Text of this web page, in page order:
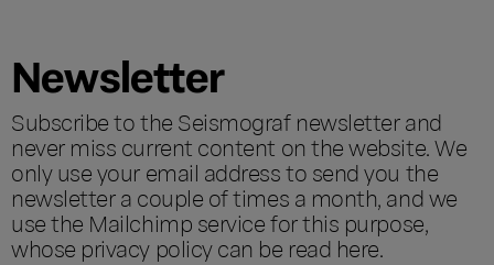
Newsletter
Subscribe to the Seismograf newsletter and
never miss current content on the website. We
only use your email address to send you the
newsletter a couple of times a month, and we
use the Mailchimp service for this purpose,
whose privacy policy can be read here.